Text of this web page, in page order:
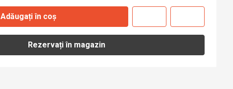
Adăugați în coș
Rezervați în magazin